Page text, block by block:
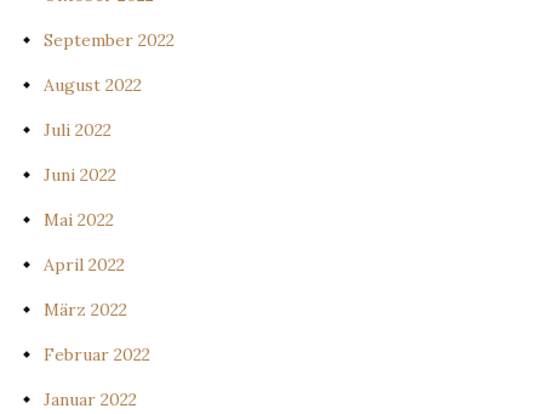
September 2022
August 2022
Juli 2022
Juni 2022
Mai 2022
April 2022
März 2022
Februar 2022
Januar 2022